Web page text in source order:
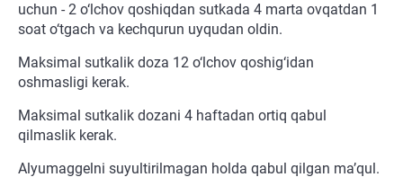
uchun - 2 o‘lchov qoshiqdan sutkada 4 marta ovqatdan 1
soat o‘tgach va kechqurun uyqudan oldin.
Maksimal sutkalik doza 12 o‘lchov qoshig‘idan
oshmasligi kerak.
Maksimal sutkalik dozani 4 haftadan ortiq qabul
qilmaslik kerak.
Alyumaggelni suyultirilmagan holda qabul qilgan ma’qul.